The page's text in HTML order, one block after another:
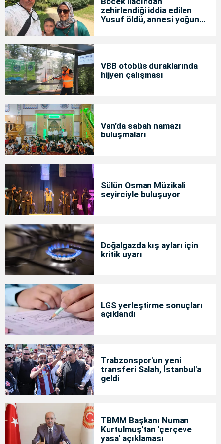
zehirlendiği iddia edilen
Yusuf öldü, annesi yoğun
VBB otobüs duraklarında
hijyen çalışması
Van’da sabah namazı
buluşmaları
Sülün Osman Müzikali
seyirciyle buluşuyor
Doğalgazda kış ayları için
kritik uyarı
LGS yerleştirme sonuçları
açıklandı
Trabzonspor'un yeni
transferi Salah, İstanbul'a
geldi
TBMM Başkanı Numan
Kurtulmuş'tan 'çerçeve
yasa' açıklaması